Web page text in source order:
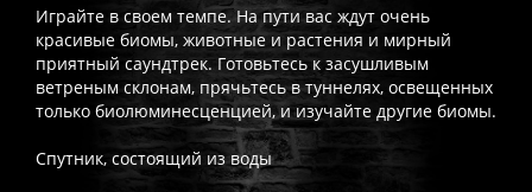
Играйте в своем темпе. На пути вас ждут очень
красивые биомы, животные и растения и мирный
приятный саундтрек. Готовьтесь к засушливым
ветреным склонам, прячьтесь в туннелях, освещенных
только биолюминесценцией, и изучайте другие биомы.
Спутник, состоящий из воды